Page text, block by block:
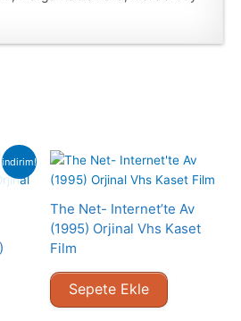
indirim!
The Net- Internet’te Av
(1995) Orjinal Vhs Kaset
Film
Sepete Ekle